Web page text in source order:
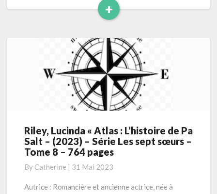
+
Read
Riley,
Lucinda
«
:
L’histoire
Riley, Lucinda « Atlas : L’histoire de Pa
Salt – (2023) – Série Les sept sœurs –
Tome 8 – 764 pages
By Catherine | 31 Mai 2023
Autrice : Romancière et ancienne actrice, née à